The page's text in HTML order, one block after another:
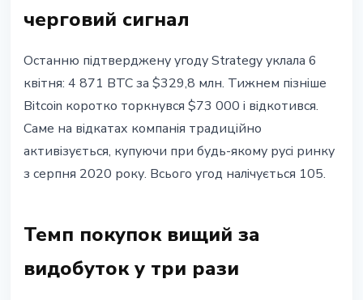
черговий сигнал
Останню підтверджену угоду Strategy уклала 6
квітня: 4 871 BTC за $329,8 млн. Тижнем пізніше
Bitcoin коротко торкнувся $73 000 і відкотився.
Саме на відкатах компанія традиційно
активізується, купуючи при будь-якому русі ринку
з серпня 2020 року. Всього угод налічується 105.
Темп покупок вищий за
видобуток у три рази